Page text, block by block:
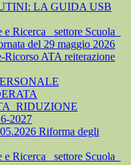
LA GUIDA USB
Ricerca_ settore Scuola_
del 29 maggio 2026
ATA reiterazione
2027
Riforma degli
Ricerca_ settore Scuola_